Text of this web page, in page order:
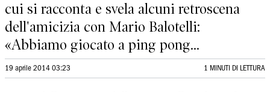
cui si racconta e svela alcuni retroscena
dell'amicizia con Mario Balotelli:
«Abbiamo giocato a ping pong...
19 aprile 2014 03:23 1 MINUTI DI LETTURA